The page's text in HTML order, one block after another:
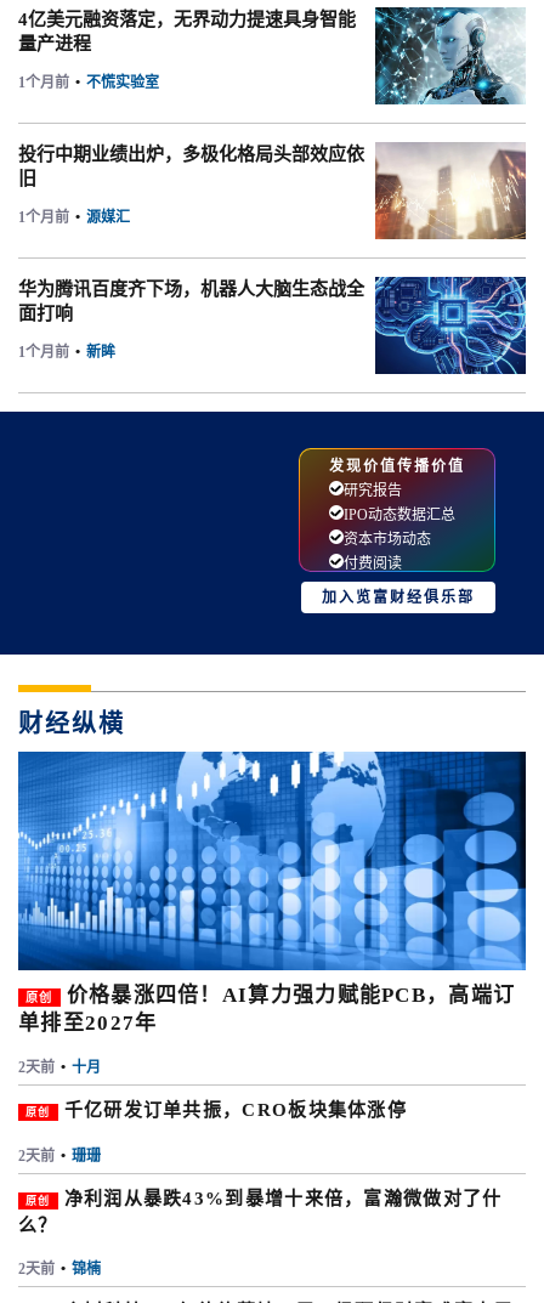
4亿美元融资落定，无界动力提速具身智能
量产进程
1个月前 • 不慌实验室
投行中期业绩出炉，多极化格局头部效应依
旧
1个月前 • 源媒汇
华为腾讯百度齐下场，机器人大脑生态战全
面打响
1个月前 • 新眸
发现价值传播价值
研究报告
IPO动态数据汇总
资本市场动态
付费阅读
加入览富财经俱乐部
财经纵横
原创
价格暴涨四倍！AI算力强力赋能PCB，高端订
单排至2027年
2天前 • 十月
原创 千亿研发订单共振，CRO板块集体涨停
2天前 • 珊珊
原创
净利润从暴跌43%到暴增十来倍，富瀚微做对了什
么？
2天前 • 锦楠